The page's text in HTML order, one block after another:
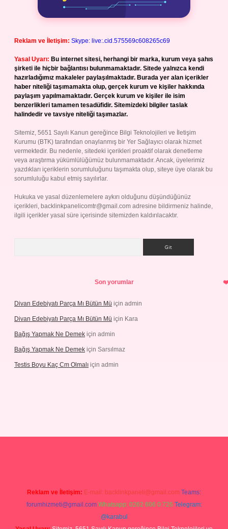
Reklam ve İletişim: Skype: live:.cid.575569c608265c69
Yasal Uyarı: Bu internet sitesi, herhangi bir marka, kurum veya şahıs
şirketi ile hiçbir bağlantısı bulunmamaktadır. Sitede yalnızca kendi
hazırladığımız makaleler paylaşılmaktadır. Burada yer alan içerikler
haber niteliği taşımamakta olup, gerçek kurum ve kişiler hakkında
paylaşım yapılmamaktadır. Gerçek kurum ve kişiler ile isim
benzerlikleri tamamen tesadüfidir. Sitemizdeki bilgiler taslak
halindedir ve tavsiye niteliği taşımazlar.
Sitemiz, 5651 Sayılı Kanun gereğince Bilgi Teknolojileri ve İletişim
Kurumu (BTK) tarafından onaylanmış bir Yer Sağlayıcı olarak hizmet
vermektedir. Bu nedenle, sitedeki içerikleri proaktif olarak denetleme
veya araştırma yükümlülüğümüz bulunmamaktadır. Ancak, üyelerimiz
yazdıkları içeriklerin sorumluluğunu taşımakta olup, siteye üye olarak bu
sorumluluğu kabul etmiş sayılırlar.
Hukuka ve yasal düzenlemelere aykırı olduğunu düşündüğünüz
içerikleri, backlinkpanelicomtr@gmail.com adresine bildirmeniz halinde,
ilgili içerikler yasal süre içerisinde sitemizden kaldırılacaktır.
Son yorumlar
Divan Edebiyatı Parça Mı Bütün Mü için admin
Divan Edebiyatı Parça Mı Bütün Mü için Kara
Bağış Yapmak Ne Demek için admin
Bağış Yapmak Ne Demek için Sarsılmaz
Testis Boyu Kaç Cm Olmalı için admin
Reklam ve İletişim: E-mail: backlinkpaneli@gmail.com Teams:
forumhizmeti@gmail.com Whatsapp: 0262 606 0 726 Telegram:
@karabul